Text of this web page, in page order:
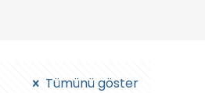
Tümünü göster